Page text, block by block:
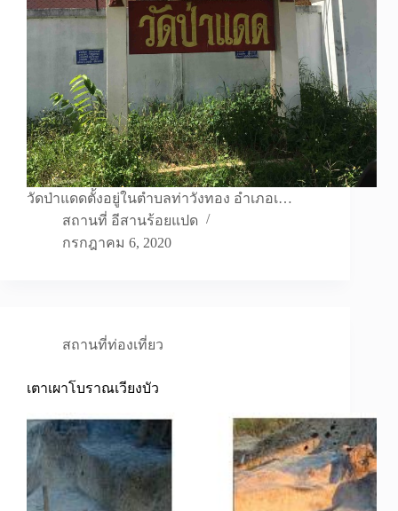
วัดป่าแดดตั้งอยู่ในตำบลท่าวังทอง อำเภอเ…
สถานที่ อีสานร้อยแปด
กรกฎาคม 6, 2020
สถานที่ท่องเที่ยว
เตาเผาโบราณเวียงบัว